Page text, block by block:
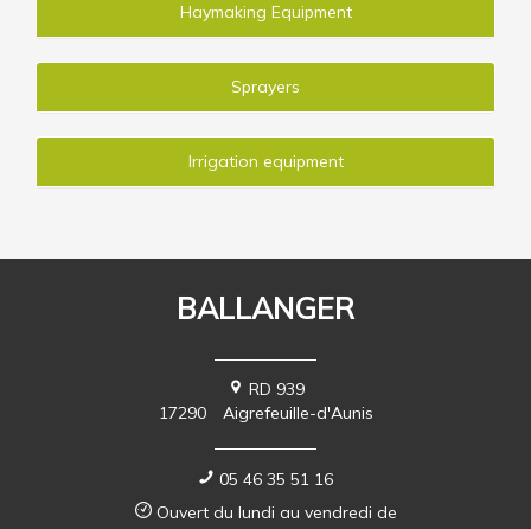
Haymaking Equipment
Sprayers
Irrigation equipment
BALLANGER
RD 939
17290
Aigrefeuille-d'Aunis
05 46 35 51 16
Ouvert du lundi au vendredi de